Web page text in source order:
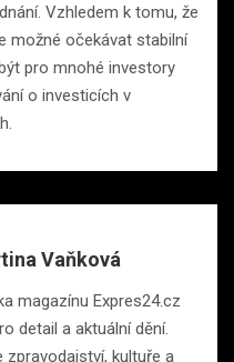
Vzhledem k tomu, že
možné očekávat stabilní
pro mnohé investory
o investicích v
Vaňková
magazínu Expres24.cz
detail a aktuální dění.
zpravodajství, kultuře a